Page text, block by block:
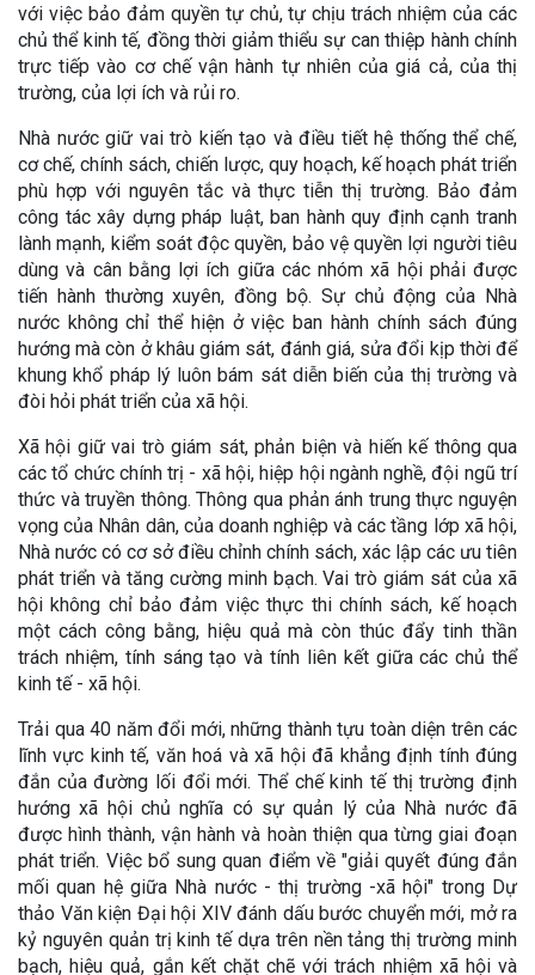
với việc bảo đảm quyền tự chủ, tự chịu trách nhiệm của các
chủ thể kinh tế, đồng thời giảm thiểu sự can thiệp hành chính
trực tiếp vào cơ chế vận hành tự nhiên của giá cả, của thị
trường, của lợi ích và rủi ro.
Nhà nước giữ vai trò kiến tạo và điều tiết hệ thống thể chế,
cơ chế, chính sách, chiến lược, quy hoạch, kế hoạch phát triển
phù hợp với nguyên tắc và thực tiễn thị trường. Bảo đảm
công tác xây dựng pháp luật, ban hành quy định cạnh tranh
lành mạnh, kiểm soát độc quyền, bảo vệ quyền lợi người tiêu
dùng và cân bằng lợi ích giữa các nhóm xã hội phải được
tiến hành thường xuyên, đồng bộ. Sự chủ động của Nhà
nước không chỉ thể hiện ở việc ban hành chính sách đúng
hướng mà còn ở khâu giám sát, đánh giá, sửa đổi kịp thời để
khung khổ pháp lý luôn bám sát diễn biến của thị trường và
đòi hỏi phát triển của xã hội.
Xã hội giữ vai trò giám sát, phản biện và hiến kế thông qua
các tổ chức chính trị - xã hội, hiệp hội ngành nghề, đội ngũ trí
thức và truyền thông. Thông qua phản ánh trung thực nguyện
vọng của Nhân dân, của doanh nghiệp và các tầng lớp xã hội,
Nhà nước có cơ sở điều chỉnh chính sách, xác lập các ưu tiên
phát triển và tăng cường minh bạch. Vai trò giám sát của xã
hội không chỉ bảo đảm việc thực thi chính sách, kế hoạch
một cách công bằng, hiệu quả mà còn thúc đẩy tinh thần
trách nhiệm, tính sáng tạo và tính liên kết giữa các chủ thể
kinh tế - xã hội.
Trải qua 40 năm đổi mới, những thành tựu toàn diện trên các
lĩnh vực kinh tế, văn hoá và xã hội đã khẳng định tính đúng
đắn của đường lối đổi mới. Thể chế kinh tế thị trường định
hướng xã hội chủ nghĩa có sự quản lý của Nhà nước đã
được hình thành, vận hành và hoàn thiện qua từng giai đoạn
phát triển. Việc bổ sung quan điểm về "giải quyết đúng đắn
mối quan hệ giữa Nhà nước - thị trường -xã hội" trong Dự
thảo Văn kiện Đại hội XIV đánh dấu bước chuyển mới, mở ra
kỷ nguyên quản trị kinh tế dựa trên nền tảng thị trường minh
bạch, hiệu quả, gắn kết chặt chẽ với trách nhiệm xã hội và